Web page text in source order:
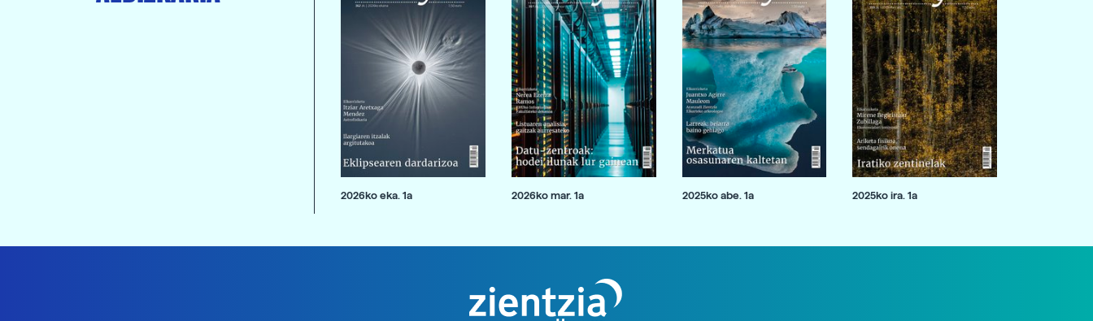
2026ko eka. 1a 2026ko mar. 1a 2025ko abe. 1a 2025ko ira. 1a